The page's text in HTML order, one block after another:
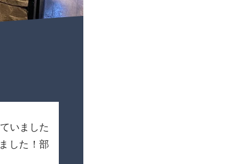
いました
した！部